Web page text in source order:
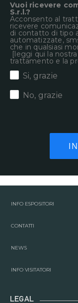
Vuoi ricevere
S.r.l.?
Acconsento al
ricevere
di contatto di tipo
automatizzate,
che in qualsiasi
[leggi qui la
trattamento e la
Si, grazie
No, grazie
INFO ESPOSITORI
CONTATTI
NEWS
INFO VISITATORI
LEGAL